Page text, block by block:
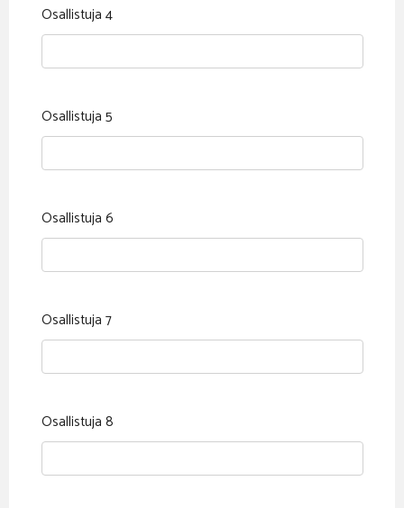
Osallistuja 4
Osallistuja 5
Osallistuja 6
Osallistuja 7
Osallistuja 8